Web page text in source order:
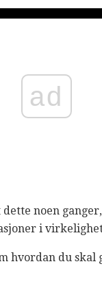
ad
noen
i
hvordan du skal